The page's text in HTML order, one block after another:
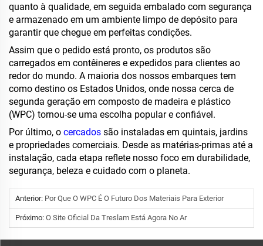
quanto à qualidade, em seguida embalado com segurança
e armazenado em um ambiente limpo de depósito para
garantir que chegue em perfeitas condições.
Assim que o pedido está pronto, os produtos são
carregados em contêineres e expedidos para clientes ao
redor do mundo. A maioria dos nossos embarques tem
como destino os Estados Unidos, onde nossa cerca de
segunda geração em composto de madeira e plástico
(WPC) tornou-se uma escolha popular e confiável.
Por último, o cercados são instaladas em quintais, jardins
e propriedades comerciais. Desde as matérias-primas até a
instalação, cada etapa reflete nosso foco em durabilidade,
segurança, beleza e cuidado com o planeta.
Anterior: Por Que O WPC É O Futuro Dos Materiais Para Exterior
Próximo: O Site Oficial Da Treslam Está Agora No Ar